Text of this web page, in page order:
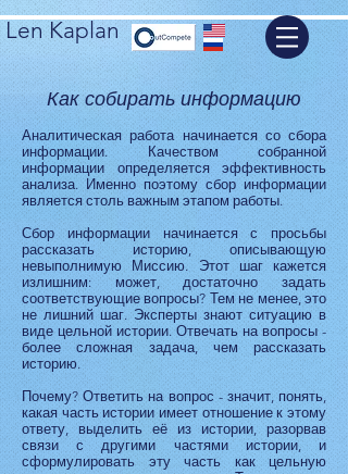
Len Kaplan
Как собирать информацию
Аналитическая работа начинается со сбора
информации. Качеством собранной
информации определяется эффективность
анализа. Именно поэтому сбор информации
является столь важным этапом работы.
Сбор информации начинается с просьбы
рассказать историю, описывающую
невыполнимую Миссию. Этот шаг кажется
излишним: может, достаточно задать
соответствующие вопросы? Тем не менее, это
не лишний шаг. Эксперты знают ситуацию в
виде цельной истории. Отвечать на вопросы -
более сложная задача, чем рассказать
историю.
Почему? Ответить на вопрос - значит, понять,
какая часть истории имеет отношение к этому
ответу, выделить её из истории, разорвав
связи с другими частями истории, и
сформулировать эту часть как цельную